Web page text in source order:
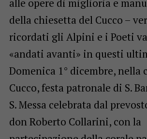
alle opere di miglioria e
della chiesetta del Cucco –
ricordati gli Alpini e i Poeti
«andati avanti» in questi
Domenica 1° dicembre, nella
Cucco, festa patronale di S.
S. Messa celebrata dal
don Roberto Collarini, con la